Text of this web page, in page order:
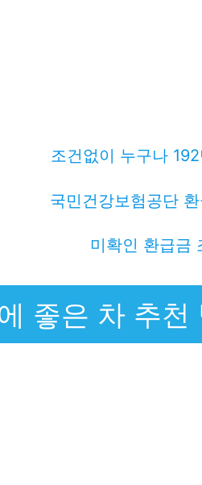
조건없이 누구나
국민건강보험공단
미확인 환급금
좋은 차 추천